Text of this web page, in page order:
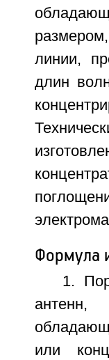
линии,
длин
Формула
1.
антенн,
или